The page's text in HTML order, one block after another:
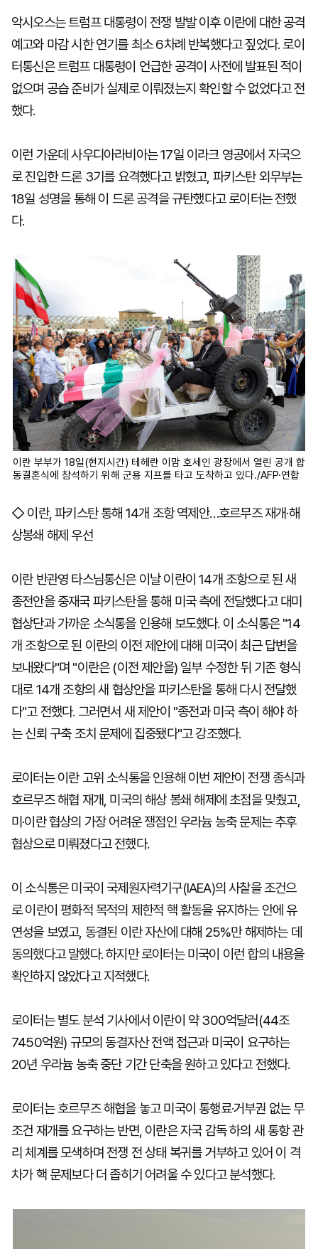
악시오스는 트럼프 대통령이 전쟁 발발 이후 이란에 대한 공격
예고와 마감 시한 연기를 최소 6차례 반복했다고 짚었다. 로이
터통신은 트럼프 대통령이 언급한 공격이 사전에 발표된 적이
없으며 공습 준비가 실제로 이뤄졌는지 확인할 수 없었다고 전
했다.
이런 가운데 사우디아라비아는 17일 이라크 영공에서 자국으
로 진입한 드론 3기를 요격했다고 밝혔고, 파키스탄 외무부는
18일 성명을 통해 이 드론 공격을 규탄했다고 로이터는 전했
다.
이란 부부가 18일(현지시간) 테헤란 이맘 호세인 광장에서 열린 공개 합
동결혼식에 참석하기 위해 군용 지프를 타고 도착하고 있다./AFP·연합
◇ 이란, 파키스탄 통해 14개 조항 역제안…호르무즈 재개·해
상봉쇄 해제 우선
이란 반관영 타스님통신은 이날 이란이 14개 조항으로 된 새
종전안을 중재국 파키스탄을 통해 미국 측에 전달했다고 대미
협상단과 가까운 소식통을 인용해 보도했다. 이 소식통은 "14
개 조항으로 된 이란의 이전 제안에 대해 미국이 최근 답변을
보내왔다"며 "이란은 (이전 제안을) 일부 수정한 뒤 기존 형식
대로 14개 조항의 새 협상안을 파키스탄을 통해 다시 전달했
다"고 전했다. 그러면서 새 제안이 "종전과 미국 측이 해야 하
는 신뢰 구축 조치 문제에 집중됐다"고 강조했다.
로이터는 이란 고위 소식통을 인용해 이번 제안이 전쟁 종식과
호르무즈 해협 재개, 미국의 해상 봉쇄 해제에 초점을 맞췄고,
미·이란 협상의 가장 어려운 쟁점인 우라늄 농축 문제는 추후
협상으로 미뤄졌다고 전했다.
이 소식통은 미국이 국제원자력기구(IAEA)의 사찰을 조건으
로 이란이 평화적 목적의 제한적 핵 활동을 유지하는 안에 유
연성을 보였고, 동결된 이란 자산에 대해 25%만 해제하는 데
동의했다고 말했다. 하지만 로이터는 미국이 이런 합의 내용을
확인하지 않았다고 지적했다.
로이터는 별도 분석 기사에서 이란이 약 300억달러(44조
7450억원) 규모의 동결자산 전액 접근과 미국이 요구하는
20년 우라늄 농축 중단 기간 단축을 원하고 있다고 전했다.
로이터는 호르무즈 해협을 놓고 미국이 통행료·거부권 없는 무
조건 재개를 요구하는 반면, 이란은 자국 감독 하의 새 통항 관
리 체계를 모색하며 전쟁 전 상태 복귀를 거부하고 있어 이 격
차가 핵 문제보다 더 좁히기 어려울 수 있다고 분석했다.